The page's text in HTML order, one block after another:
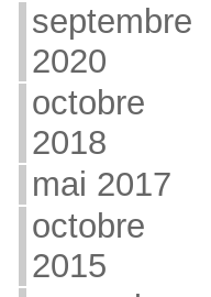
septembre
2020
octobre
2018
mai 2017
octobre
2015